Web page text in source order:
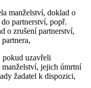
manželství, doklad o
partnerství, popř.
o zrušení partnerství,
uzavřeli
jejich úmrtní
žadatel k dispozici,